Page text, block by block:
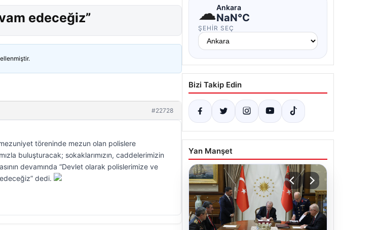
edeceğiz”
#22728
töreninde mezun olan polislere
buluşturacak; sokaklarımızın, caddelerimizin
devamında “Devlet olarak polislerimize ve
dedi.
☁Ankara
NaN°C
ŞEHIR SEÇ
Bizi Takip Edin
Yan Manşet